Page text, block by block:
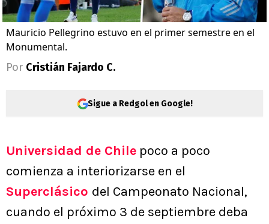
Mauricio Pellegrino estuvo en el primer semestre en el
Monumental.
Por Cristián Fajardo C.
Sigue a Redgol en Google!
Universidad de Chile poco a poco
comienza a interiorizarse en el
Superclásico del Campeonato Nacional,
cuando el próximo 3 de septiembre deba